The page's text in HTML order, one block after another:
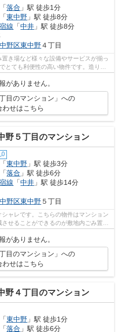
「落合 」駅 徒歩1分
「東中野 」駅 徒歩8分
線 「中井 」駅 徒歩8分
中野区東中野４丁目
き場など様々な設備やサービスが揃っ
とても利便性の高い物件です。造りと
がありません。
目のマンション」への
わせはこちら
野５丁目のマンション
0
「東中野 」駅 徒歩3分
「落合 」駅 徒歩6分
線 「中井 」駅 徒歩14分
中野区東中野５丁目
ャレです。こちらの物件はマンション
せることができるのが敷地内ごみ置き
目...
がありません。
目のマンション」への
わせはこちら
野４丁目のマンション
「東中野 」駅 徒歩1分
「落合 」駅 徒歩6分